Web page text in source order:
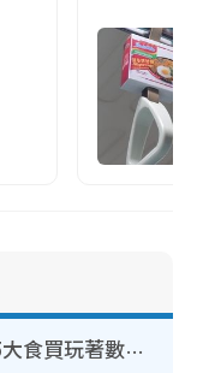
【8月生日優惠2026】全港85大食買玩著數攻略 自助餐/火鍋放題同行免費＋誠品/DONKI送現金券